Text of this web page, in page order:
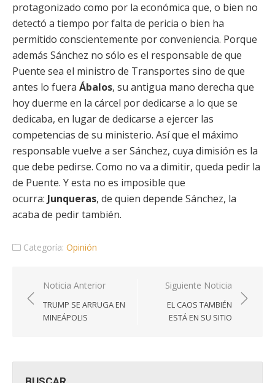
protagonizado como por la económica que, o bien no
detectó a tiempo por falta de pericia o bien ha
permitido conscientemente por conveniencia. Porque
además Sánchez no sólo es el responsable de que
Puente sea el ministro de Transportes sino de que
antes lo fuera Ábalos, su antigua mano derecha que
hoy duerme en la cárcel por dedicarse a lo que se
dedicaba, en lugar de dedicarse a ejercer las
competencias de su ministerio. Así que el máximo
responsable vuelve a ser Sánchez, cuya dimisión es la
que debe pedirse. Como no va a dimitir, queda pedir la
de Puente. Y esta no es imposible que
ocurra: Junqueras, de quien depende Sánchez, la
acaba de pedir también.
Categoría: Opinión
Navegación
de
entradas
Noticia Anterior
TRUMP SE ARRUGA EN
MINEÁPOLIS
Siguiente Noticia
EL CAOS TAMBIÉN
ESTÁ EN SU SITIO